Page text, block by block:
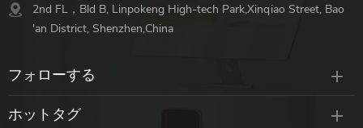
2nd FL，Bld B, Linpokeng High-tech Park,Xinqiao Street, Bao
'an District, Shenzhen,China
フォローする
ホットタグ